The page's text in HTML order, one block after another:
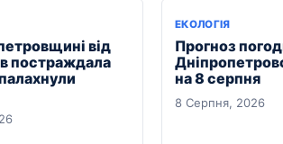
від
постраждала
ЕКОЛОГІЯ
Прогноз
на 8 серпня
8 Серпня, 2026